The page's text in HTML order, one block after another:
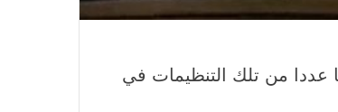
عددا من تلك التنظيمات في